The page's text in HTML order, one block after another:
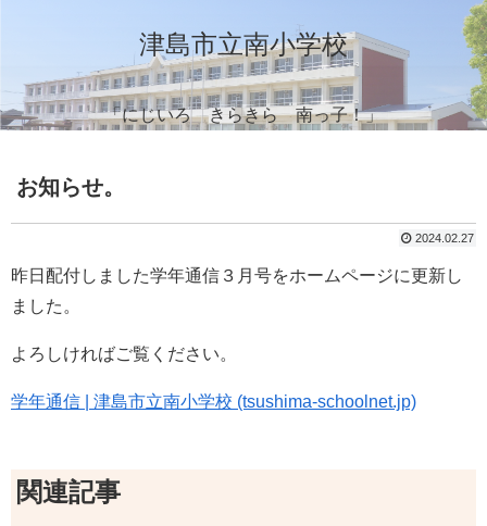
津島市立南小学校
「にじいろ きらきら 南っ子！」
お知らせ。
2024.02.27
昨日配付しました学年通信３月号をホームページに更新し
ました。
よろしければご覧ください。
学年通信 | 津島市立南小学校 (tsushima-schoolnet.jp)
関連記事